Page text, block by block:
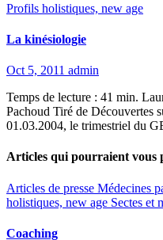
Profils holistiques, new age
La kinésiologie
Oct 5, 2011 admin
Temps de lecture : 41 min.
Pachoud Tiré de Découvertes
01.03.2004, le trimestriel du
Articles qui pourraient vous
Articles de presse Médecines
holistiques, new age Sectes et
Coaching